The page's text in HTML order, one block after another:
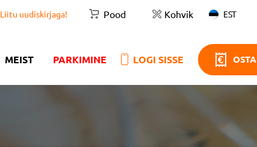
Liitu uudiskirjaga! Pood Kohvik EST
MEIST PARKIMINE LOGI SISSE